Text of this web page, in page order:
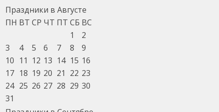
Праздники в Августе
ПН ВТ СР ЧТ ПТ СБ ВС
1
2
3
4 5 6 7 8
9
10 11 12 13 14 15 16
17 18 19 20 21 22 23
24 25 26 27 28 29 30
31